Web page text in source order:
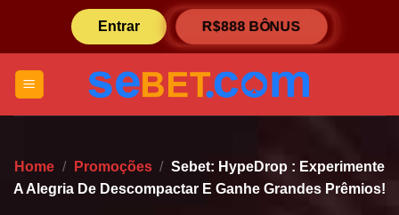
content
Entrar R$888 BÔNUS
Home / Promoções / Sebet: HypeDrop : Experimente
A Alegria De Descompactar E Ganhe Grandes Prêmios!